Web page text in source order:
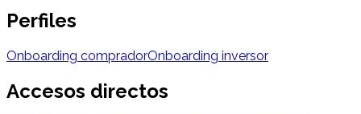
Perfiles
Onboarding compradorOnboarding inversor
Accesos directos